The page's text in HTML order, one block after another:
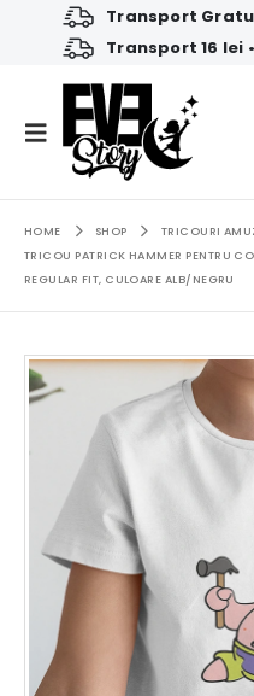
Transport
Transport 16 lei
HOME SHOP TRICOURI
TRICOU PATRICK HAMMER PENTRU
REGULAR FIT, CULOARE ALB/NEGRU